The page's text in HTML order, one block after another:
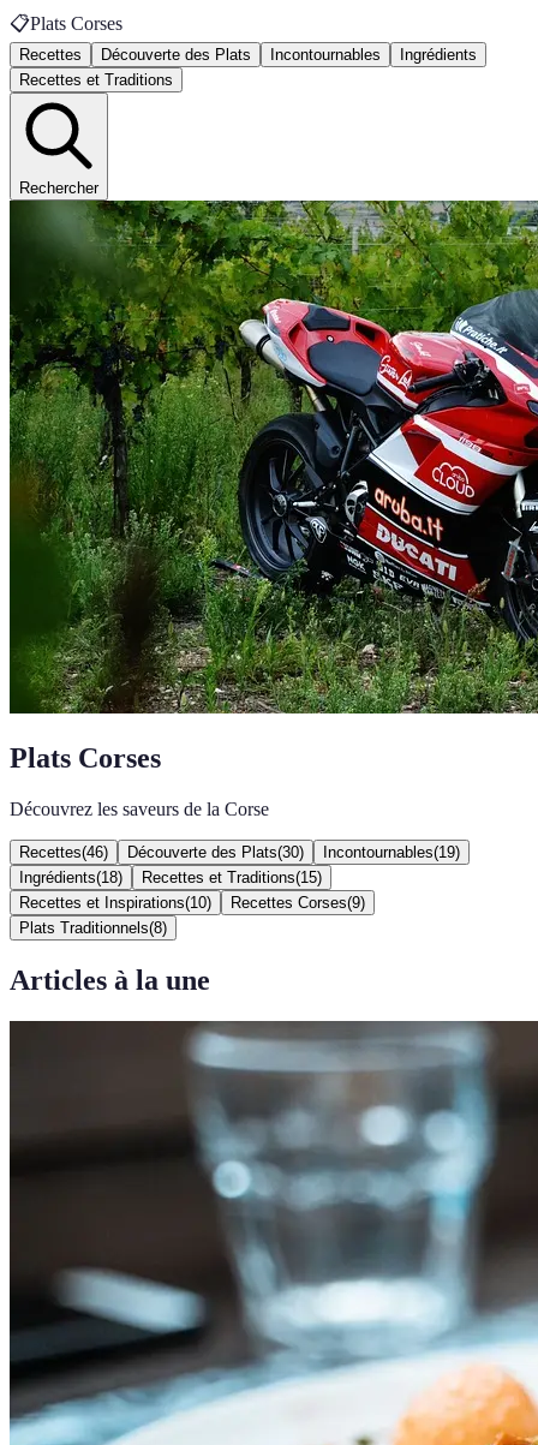
📋Plats Corses
Recettes Découverte des Plats Incontournables
Ingrédients
Recettes et Traditions
Rechercher
Plats Corses
Découvrez les saveurs de la Corse
Recettes(46) Découverte des Plats(30) Incontournables(19)
Ingrédients(18) Recettes et Traditions(15)
Recettes et Inspirations(10) Recettes Corses(9)
Plats Traditionnels(8)
Articles à la une